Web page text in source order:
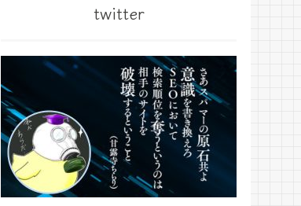
twitter